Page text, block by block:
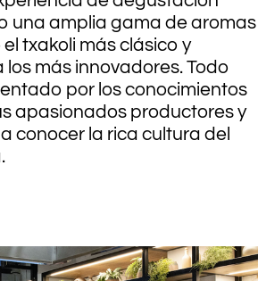
una amplia gama de aromas
txakoli más clásico y
más innovadores. Todo
por los conocimientos
apasionados productores y
conocer la rica cultura del